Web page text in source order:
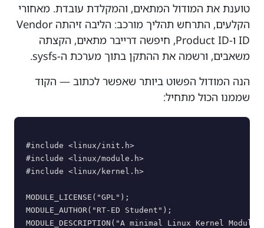
טוענת את המודול המתאים, והמקלדת עובדת. מאחורי
הקלעים, התרחש תהליך מורכב: הליבה זיהתה Vendor
ID ו-Product ID, חיפשה דרייבר מתאים, הקצתה
משאבים, ורשמה את ההתקן בתוך מערכת ה-sysfs.
הנה המודול הפשוט ביותר שאפשר לכתוב — הקוד
שממנו הכול מתחיל:
#include <linux/init.h>
#include <linux/module.h>
#include <linux/kernel.h>
MODULE_LICENSE("GPL");
MODULE_AUTHOR("RT-ED Student");
MODULE_DESCRIPTION("A minimal Linux Kernel